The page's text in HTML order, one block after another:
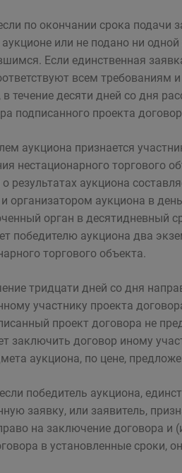
по окончании срока подачи
аукционе или не подано ни
Если единственная
всем
в течение десяти дней со дня
подписанного проекта
аукциона признается
нестационарного торгового
результатах аукциона
организатором аукциона в
орган в десятидневный
победителю аукциона два
торгового объекта.
тридцати дней со дня
участнику проекта
проект договора не
заключить договор иному
аукциона, по цене,
победитель аукциона,
заявку, или заявитель,
на заключение договора
в установленные сроки,